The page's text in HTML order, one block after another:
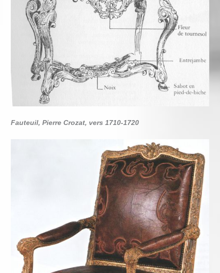
Fauteuil, Pierre Crozat, vers 1710-1720